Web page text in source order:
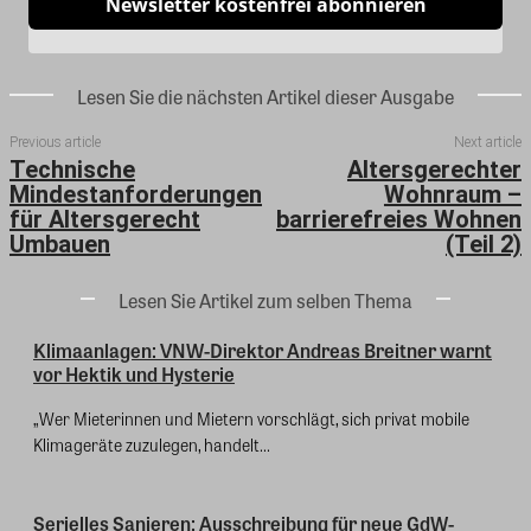
Lesen Sie die nächsten Artikel dieser Ausgabe
Previous article
Technische
Mindestanforderungen
für Altersgerecht
Umbauen
Next article
Altersgerechter
Wohnraum –
barrierefreies Wohnen
(Teil 2)
Lesen Sie Artikel zum selben Thema
Klimaanlagen: VNW-Direktor Andreas Breitner warnt
vor Hektik und Hysterie
„Wer Mieterinnen und Mietern vorschlägt, sich privat mobile
Klimageräte zuzulegen, handelt...
Serielles Sanieren: Ausschreibung für neue GdW-